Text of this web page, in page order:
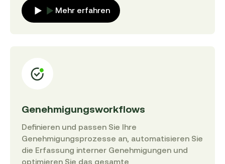
Mehr erfahren
Genehmigungsworkflows
Definieren und passen Sie Ihre
Genehmigungsprozesse an, automatisieren Sie
die Erfassung interner Genehmigungen und
optimieren Sie das gesamte